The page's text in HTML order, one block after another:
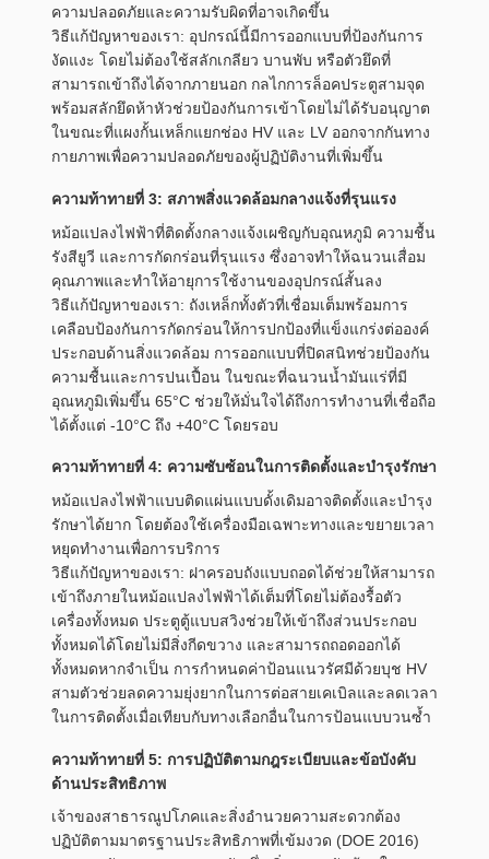
ความปลอดภัยและความรับผิดที่อาจเกิดขึ้น
วิธีแก้ปัญหาของเรา: อุปกรณ์นี้มีการออกแบบที่ป้องกันการ
งัดแงะ โดยไม่ต้องใช้สลักเกลียว บานพับ หรือตัวยึดที่
สามารถเข้าถึงได้จากภายนอก กลไกการล็อคประตูสามจุด
พร้อมสลักยึดห้าหัวช่วยป้องกันการเข้าโดยไม่ได้รับอนุญาต
ในขณะที่แผงกั้นเหล็กแยกช่อง HV และ LV ออกจากกันทาง
กายภาพเพื่อความปลอดภัยของผู้ปฏิบัติงานที่เพิ่มขึ้น
ความท้าทายที่ 3: สภาพสิ่งแวดล้อมกลางแจ้งที่รุนแรง
หม้อแปลงไฟฟ้าที่ติดตั้งกลางแจ้งเผชิญกับอุณหภูมิ ความชื้น
รังสียูวี และการกัดกร่อนที่รุนแรง ซึ่งอาจทำให้ฉนวนเสื่อม
คุณภาพและทำให้อายุการใช้งานของอุปกรณ์สั้นลง
วิธีแก้ปัญหาของเรา: ถังเหล็กทั้งตัวที่เชื่อมเต็มพร้อมการ
เคลือบป้องกันการกัดกร่อนให้การปกป้องที่แข็งแกร่งต่อองค์
ประกอบด้านสิ่งแวดล้อม การออกแบบที่ปิดสนิทช่วยป้องกัน
ความชื้นและการปนเปื้อน ในขณะที่ฉนวนน้ำมันแร่ที่มี
อุณหภูมิเพิ่มขึ้น 65°C ช่วยให้มั่นใจได้ถึงการทำงานที่เชื่อถือ
ได้ตั้งแต่ -10°C ถึง +40°C โดยรอบ
ความท้าทายที่ 4: ความซับซ้อนในการติดตั้งและบำรุงรักษา
หม้อแปลงไฟฟ้าแบบติดแผ่นแบบดั้งเดิมอาจติดตั้งและบำรุง
รักษาได้ยาก โดยต้องใช้เครื่องมือเฉพาะทางและขยายเวลา
หยุดทำงานเพื่อการบริการ
วิธีแก้ปัญหาของเรา: ฝาครอบถังแบบถอดได้ช่วยให้สามารถ
เข้าถึงภายในหม้อแปลงไฟฟ้าได้เต็มที่โดยไม่ต้องรื้อตัว
เครื่องทั้งหมด ประตูตู้แบบสวิงช่วยให้เข้าถึงส่วนประกอบ
ทั้งหมดได้โดยไม่มีสิ่งกีดขวาง และสามารถถอดออกได้
ทั้งหมดหากจำเป็น การกำหนดค่าป้อนแนวรัศมีด้วยบุช HV
สามตัวช่วยลดความยุ่งยากในการต่อสายเคเบิลและลดเวลา
ในการติดตั้งเมื่อเทียบกับทางเลือกอื่นในการป้อนแบบวนซ้ำ
ความท้าทายที่ 5: การปฏิบัติตามกฎระเบียบและข้อบังคับ
ด้านประสิทธิภาพ
เจ้าของสาธารณูปโภคและสิ่งอำนวยความสะดวกต้อง
ปฏิบัติตามมาตรฐานประสิทธิภาพที่เข้มงวด (DOE 2016)